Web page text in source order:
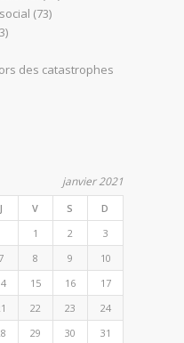
(73)
des catastrophes
janvier 2021
J V S
D
1
2
3
7 8 9
10
15 16
17
22 23
24
29 30 31